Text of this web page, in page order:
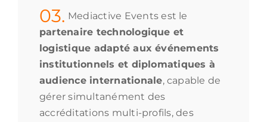
03. Mediactive Events est le
partenaire technologique et
logistique adapté aux événements
institutionnels et diplomatiques à
audience internationale, capable de
gérer simultanément des
accréditations multi-profils, des